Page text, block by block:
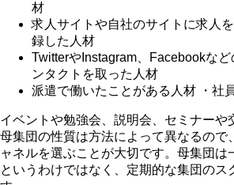
材
求人サイトや自社のサイトに求人
録した人材
TwitterやInstagram、Facebookな
ンタクトを取った人材
派遣で働いたことがある人材 ・社
イベントや勉強会、説明会、セミナーや
母集団の性質は方法によって異なるので
ャネルを選ぶことが大切です。母集団は
というわけではなく、定期的な集団のス